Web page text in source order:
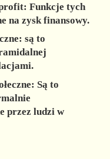
Funkcje tych
na zysk finansowy.
są to
Są to
przez ludzi w